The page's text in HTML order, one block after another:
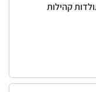
קהילות